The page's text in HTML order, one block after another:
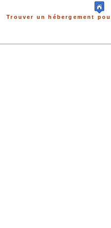
Trouver un hébergement